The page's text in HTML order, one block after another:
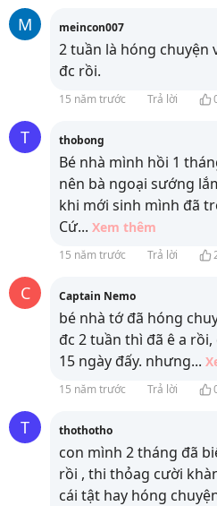
M meincon007
2 tuần là hóng chuyện
đc rồi.
15 năm trước Trả lời
T thobong
Bé nhà mình hồi 1
nên bà ngoại sướng
khi mới sinh mình đã
Cứ... Xem thêm
15 năm trước Trả lời
C Captain Nemo
bé nhà tớ đã hóng
đc 2 tuần thì đã ê a
15 ngày đấy. nhưng...
15 năm trước Trả lời
T thothotho
con mình 2 tháng đã
rồi , thi thỏag cười
cái tật hay hóng